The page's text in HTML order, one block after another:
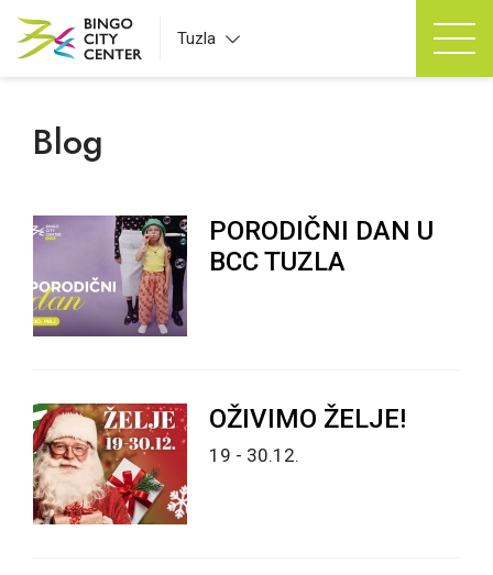
Tuzla
Blog
PORODIČNI DAN U
BCC TUZLA
OŽIVIMO ŽELJE!
19 - 30.12.